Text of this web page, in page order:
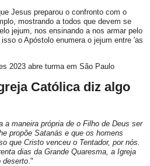
Jesus preparou o confronto com o
mostrando a todos que devem se
jejum, nos ensinando a nos armar pelo
o Apóstolo enumera o jejum entre 'as
2023 abre turma em São Paulo
Católica diz algo
maneira própria de o Filho de Deus ser
propõe Satanás e que os homens
que Cristo venceu o Tentador, por nós.
dias da Grande Quaresma, a Igreja
deserto ."